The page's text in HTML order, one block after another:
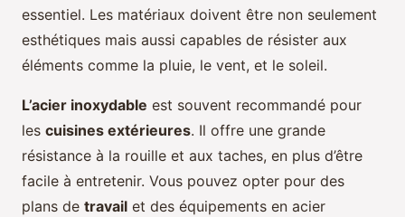
essentiel. Les matériaux doivent être non seulement
esthétiques mais aussi capables de résister aux
éléments comme la pluie, le vent, et le soleil.
L’acier inoxydable est souvent recommandé pour
les cuisines extérieures. Il offre une grande
résistance à la rouille et aux taches, en plus d’être
facile à entretenir. Vous pouvez opter pour des
plans de travail et des équipements en acier